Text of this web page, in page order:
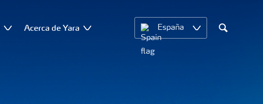
Acerca de Yara España
Search